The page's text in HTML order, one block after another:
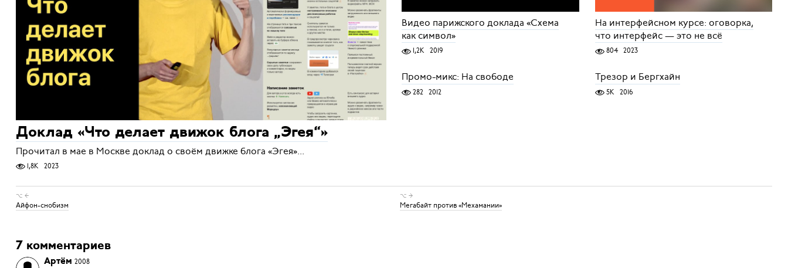
Доклад «Что делает движок блога „Эгея“»
Прочитал в мае в Москве доклад о своём движке блога «Эгея»...
1,8K 2023
Видео парижского доклада «Схема
как символ»
1,2K 2019
На интерфейсном курсе: оговорка,
что интерфейс — это не всё
804 2023
Промо-микс: На свободе
282 2012
Трезор и Бергхайн
5K 2016
⌥ ←
Айфон-снобизм
⌥ →
Мегабайт против «Мехамании»
7 комментариев
Артём 2008